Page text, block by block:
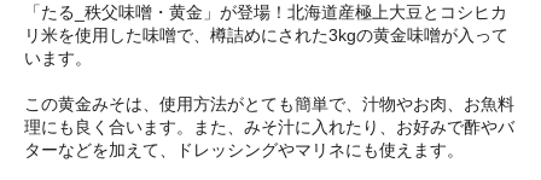
「たる_秩父味噌・黄金」が登場！北海道産極上大豆とコシヒカ
リ米を使用した味噌で、樽詰めにされた3kgの黄金味噌が入って
います。
この黄金みそは、使用方法がとても簡単で、汁物やお肉、お魚料
理にも良く合います。また、みそ汁に入れたり、お好みで酢やバ
ターなどを加えて、ドレッシングやマリネにも使えます。